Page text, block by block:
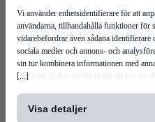
[...]
Vi använder enhetsidentifierare för att
användarna, tillhandahålla funktioner för
vidarebefordrar även sådana
sociala medier och annons- och
sin tur kombinera informationen med
eller som de har samlat in när du har
Visa detaljer
Silicon
TO-TOSA/
Microwave & RF